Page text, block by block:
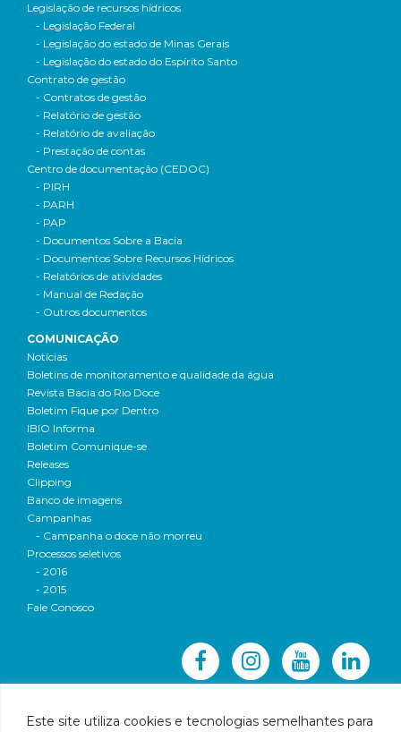
Este site utiliza cookies e tecnologias semelhantes para
Legislação de recursos hídricos
- Legislação Federal
- Legislação do estado de Minas Gerais
- Legislação do estado do Espírito Santo
Contrato de gestão
- Contratos de gestão
- Relatório de gestão
- Relatório de avaliação
- Prestação de contas
Centro de documentação (CEDOC)
- PIRH
- PARH
- PAP
- Documentos Sobre a Bacia
- Documentos Sobre Recursos Hídricos
- Relatórios de atividades
- Manual de Redação
- Outros documentos
COMUNICAÇÃO
Notícias
Boletins de monitoramento e qualidade da água
Revista Bacia do Rio Doce
Boletim Fique por Dentro
IBIO Informa
Boletim Comunique-se
Releases
Clipping
Banco de imagens
Campanhas
- Campanha o doce não morreu
Processos seletivos
- 2016
- 2015
Fale Conosco